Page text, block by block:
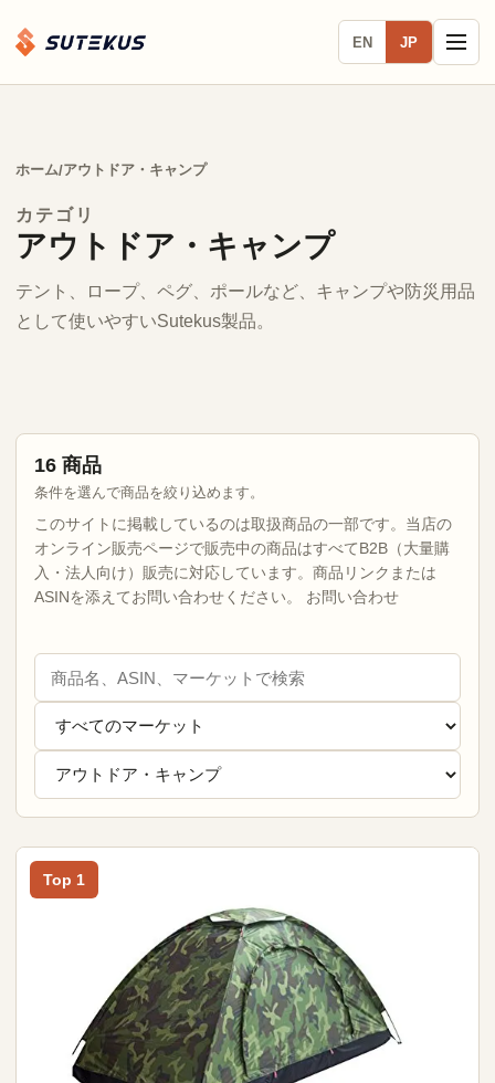
EN JP
ホーム/アウトドア・キャンプ
カテゴリ
アウトドア・キャンプ
テント、ロープ、ペグ、ポールなど、キャンプや防災用品
として使いやすいSutekus製品。
16 商品
条件を選んで商品を絞り込めます。
このサイトに掲載しているのは取扱商品の一部です。当店の
オンライン販売ページで販売中の商品はすべてB2B（大量購
入・法人向け）販売に対応しています。商品リンクまたは
ASINを添えてお問い合わせください。 お問い合わせ
Top 1